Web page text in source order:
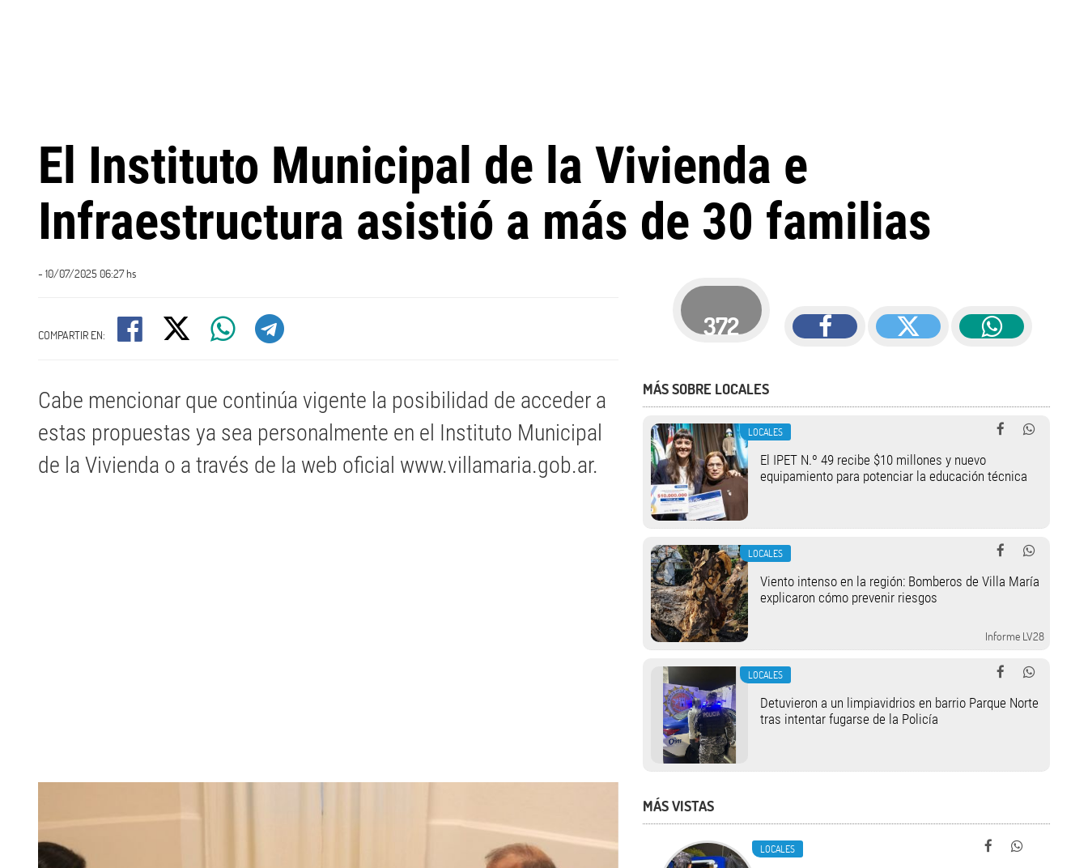
El Instituto Municipal de la Vivienda e
Infraestructura asistió a más de 30 familias
- 10/07/2025 06:27 hs
COMPARTIR EN:
Cabe mencionar que continúa vigente la posibilidad de acceder a
estas propuestas ya sea personalmente en el Instituto Municipal
de la Vivienda o a través de la web oficial www.villamaria.gob.ar.
372
MÁS SOBRE LOCALES
LOCALES
El IPET N.º 49 recibe $10 millones y nuevo
equipamiento para potenciar la educación técnica
LOCALES
Viento intenso en la región: Bomberos de Villa María
explicaron cómo prevenir riesgos
Informe LV28
LOCALES
Detuvieron a un limpiavidrios en barrio Parque Norte
tras intentar fugarse de la Policía
MÁS VISTAS
LOCALES